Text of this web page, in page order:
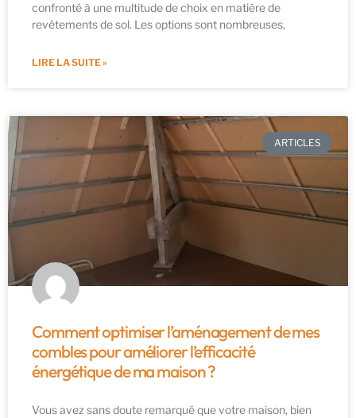
confronté à une multitude de choix en matière de
revêtements de sol. Les options sont nombreuses,
LIRE LA SUITE »
ARTICLES
Comment optimiser l’aménagement de mes
combles pour améliorer l’efficacité
énergétique de ma maison ?
Vous avez sans doute remarqué que votre maison, bien